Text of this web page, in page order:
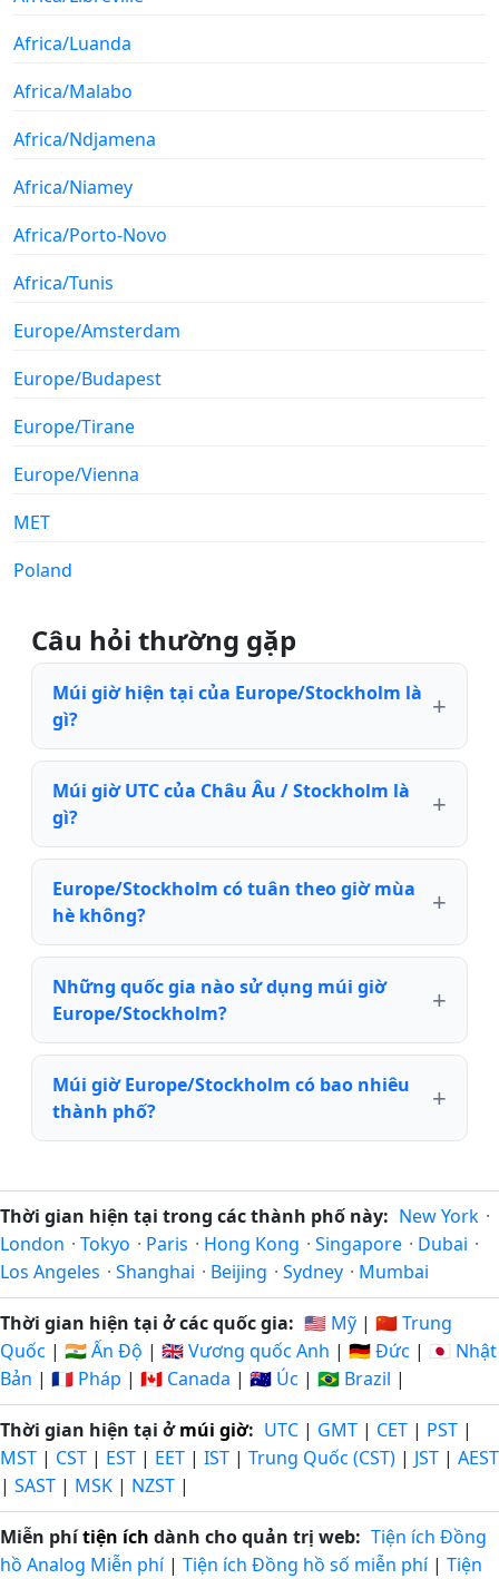
Africa/Luanda
Africa/Malabo
Africa/Ndjamena
Africa/Niamey
Africa/Porto-Novo
Africa/Tunis
Europe/Amsterdam
Europe/Budapest
Europe/Tirane
Europe/Vienna
MET
Poland
Câu hỏi thường gặp
Múi giờ hiện tại của Europe/Stockholm là
gì?
Múi giờ UTC của Châu Âu / Stockholm là
gì?
Europe/Stockholm có tuân theo giờ mùa
hè không?
Những quốc gia nào sử dụng múi giờ
Europe/Stockholm?
Múi giờ Europe/Stockholm có bao nhiêu
thành phố?
Thời gian hiện tại trong các thành phố này: New York ·
London · Tokyo · Paris · Hong Kong · Singapore · Dubai ·
Los Angeles · Shanghai · Beijing · Sydney · Mumbai
Thời gian hiện tại ở các quốc gia: 🇺🇸 Mỹ | 🇨🇳 Trung
Quốc | 🇮🇳 Ấn Độ | 🇬🇧 Vương quốc Anh | 🇩🇪 Đức | 🇯🇵 Nhật
Bản | 🇫🇷 Pháp | 🇨🇦 Canada | 🇦🇺 Úc | 🇧🇷 Brazil |
Thời gian hiện tại ởmúi giờ: UTC | GMT | CET | PST |
MST | CST | EST | EET | IST | Trung Quốc (CST) | JST | AEST
| SAST | MSK | NZST |
Miễn phítiện ích dành cho quản trị web: Tiện ích Đồng
hồ Analog Miễn phí| Tiện ích Đồng hồ số miễn phí| Tiện